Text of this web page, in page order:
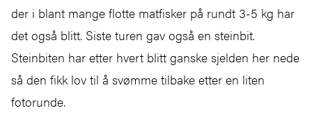
der i blant mange flotte matfisker på rundt 3-5 kg har
det også blitt. Siste turen gav også en steinbit.
Steinbiten har etter hvert blitt ganske sjelden her nede
så den fikk lov til å svømme tilbake etter en liten
fotorunde.